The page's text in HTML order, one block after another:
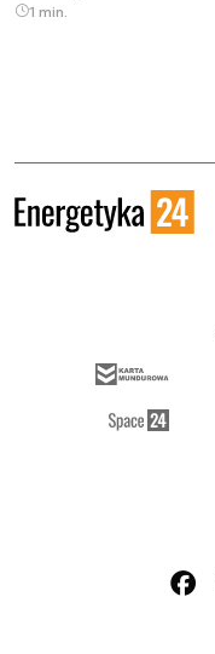
1 min.